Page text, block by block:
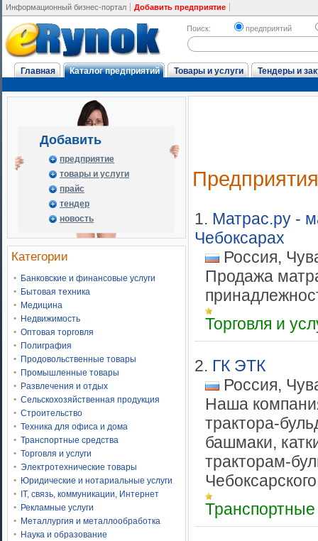
Информационный бизнес-портал Добавить предприятие
Поиск: предприятий
Главная Каталог предприятий Товары и услуги Тендеры и
Добавить
предприятие
товары и услуги
прайс
тендер
новость
Категории
Банковские и финансовые услуги
Бытовая техника
Медицина
Недвижимость
Оптовая торговля
Полиграфия
Продовольственные товары
Промышленные товары
Развлечения и отдых
Сельскохозяйственная продукция
Строительство
Техника для офиса и дома
Транспортные средства
Торговля и услуги
Электротехнические товары
Юридические и нотариальные услуги
IT, связь, коммуникации, Интернет
Рекламные услуги
Металлургия и металлообработка
Наука и образование
Предприятия
1. Матрас.ру -
Чебоксарах
Россия,
Продажа
Торговля и
2. ГК ЭТК
Россия,
Наша
трактора-
башмаки,
тракторам-